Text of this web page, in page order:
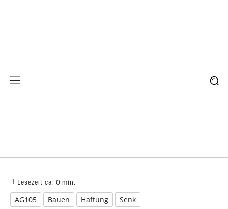
Lesezeit ca: 0 min.
AG105 Bauen Haftung Senk